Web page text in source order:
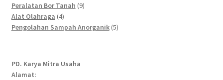
Peralatan Bor Tanah 99
Alat Olahraga 44
products
Pengolahan Sampah Anorganik 55
PD. Karya Mitra Usaha
Alamat: